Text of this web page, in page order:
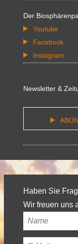
Der
Youtube
Facebook
Instagram
Newsletter &
Haben Sie
Wir freuen uns
Ihr
Name*